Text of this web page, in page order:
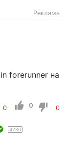
Реклама
forerunner на
0 0 0
4230